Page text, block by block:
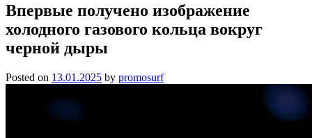
Впервые получено изображение
холодного газового кольца вокруг
черной дыры
Posted on 13.01.2025 by promosurf